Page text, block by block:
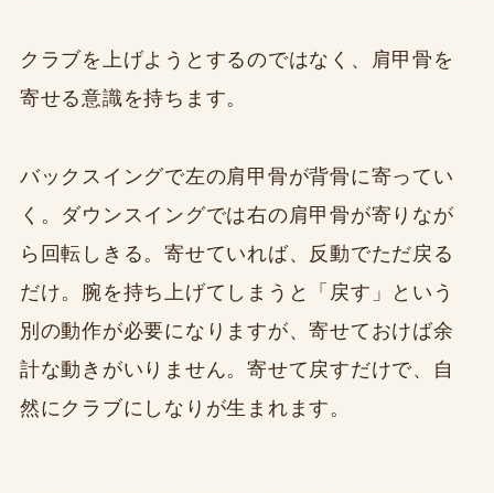
クラブを上げようとするのではなく、肩甲骨を
寄せる意識を持ちます。
バックスイングで左の肩甲骨が背骨に寄ってい
く。ダウンスイングでは右の肩甲骨が寄りなが
ら回転しきる。寄せていれば、反動でただ戻る
だけ。腕を持ち上げてしまうと「戻す」という
別の動作が必要になりますが、寄せておけば余
計な動きがいりません。寄せて戻すだけで、自
然にクラブにしなりが生まれます。